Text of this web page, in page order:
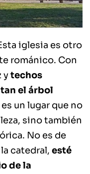
iglesia es otro
románico. Con
ytechos
el árbol
es un lugar que no
sino también
No es de
catedral, esté
de la